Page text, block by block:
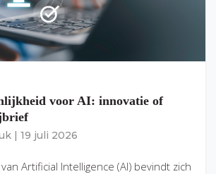
voor AI: innovatie of
19 juli 2026
Artificial Intelligence (AI) bevindt zich